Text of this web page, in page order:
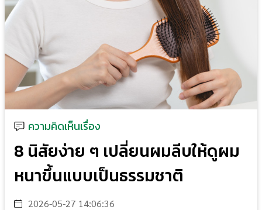
ความคิดเห็นเรื่อง
8 นิสัยง่าย ๆ เปลี่ยนผมลีบให้ดูผม
หนาขึ้นแบบเป็นธรรมชาติ
2026-05-27 14:06:36